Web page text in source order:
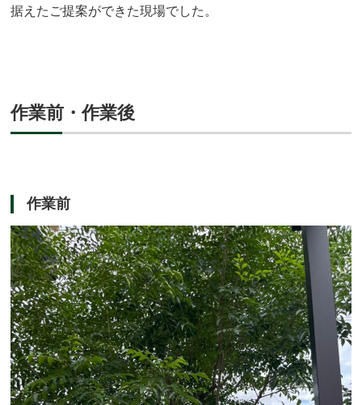
据えたご提案ができた現場でした。
作業前・作業後
作業前